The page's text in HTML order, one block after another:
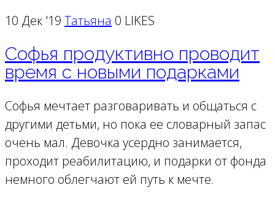
10 Дек '19 Татьяна 0 LIKES
Софья продуктивно проводит
время с новыми подарками
Софья мечтает разговаривать и общаться с
другими детьми, но пока ее словарный запас
очень мал. Девочка усердно занимается,
проходит реабилитацию, и подарки от фонда
немного облегчают ей путь к мечте.